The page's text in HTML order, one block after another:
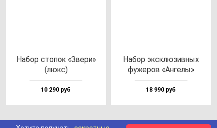
Набор сто­пок «Зве­ри»
(люкс)
10 290 руб
Набор экс­клю­зив­ных
фу­же­ров «Анге­лы»
18 990 руб